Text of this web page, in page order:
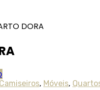
DORA
Camiseiros, Móveis,